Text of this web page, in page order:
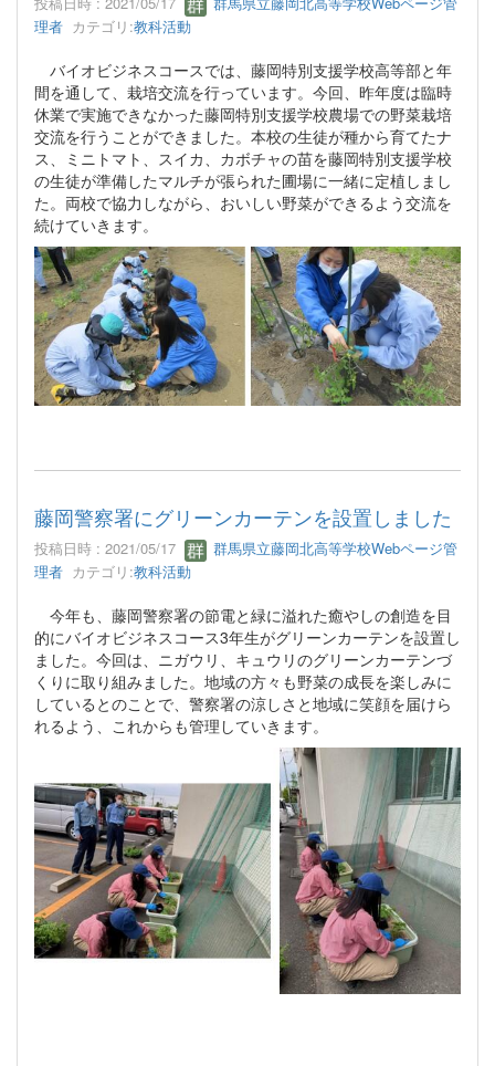
理者 カテゴリ:教科活動
バイオビジネスコースでは、藤岡特別支援学校高等部と年
間を通して、栽培交流を行っています。今回、昨年度は臨時
休業で実施できなかった藤岡特別支援学校農場での野菜栽培
交流を行うことができました。本校の生徒が種から育てたナ
ス、ミニトマト、スイカ、カボチャの苗を藤岡特別支援学校
の生徒が準備したマルチが張られた圃場に一緒に定植しまし
た。両校で協力しながら、おいしい野菜ができるよう交流を
続けていきます。
藤岡警察署にグリーンカーテンを設置しました
投稿日時 : 2021/05/17
群馬県立藤岡北高等学校Webページ管
理者 カテゴリ:教科活動
今年も、藤岡警察署の節電と緑に溢れた癒やしの創造を目
的にバイオビジネスコース3年生がグリーンカーテンを設置し
ました。今回は、ニガウリ、キュウリのグリーンカーテンづ
くりに取り組みました。地域の方々も野菜の成長を楽しみに
しているとのことで、警察署の涼しさと地域に笑顔を届けら
れるよう、これからも管理していきます。